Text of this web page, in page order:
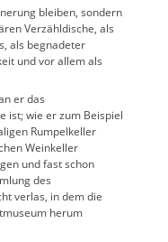
bleiben, sondern
Verzähldische, als
als begnadeter
und vor allem als
er das
ist; wie er zum Beispiel
Rumpelkeller
Weinkeller
und fast schon
des
verlas, in dem die
herum